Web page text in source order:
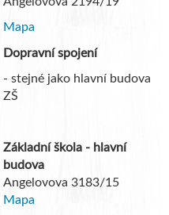
Mapa
Dopravní spojení
- stejné jako hlavní budova
ZŠ
Základní škola - hlavní
budova
Angelovova 3183/15
Mapa